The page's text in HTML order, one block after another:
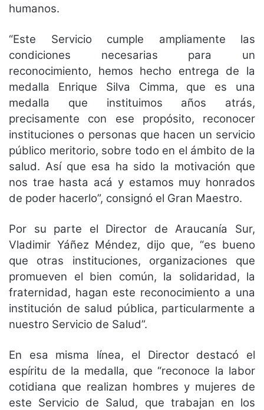
humanos.
“Este Servicio cumple ampliamente las
condiciones necesarias para un
reconocimiento, hemos hecho entrega de la
medalla Enrique Silva Cimma, que es una
medalla que instituimos años atrás,
precisamente con ese propósito, reconocer
instituciones o personas que hacen un servicio
público meritorio, sobre todo en el ámbito de la
salud. Así que esa ha sido la motivación que
nos trae hasta acá y estamos muy honrados
de poder hacerlo”, consignó el Gran Maestro.
Por su parte el Director de Araucanía Sur,
Vladimir Yáñez Méndez, dijo que, “es bueno
que otras instituciones, organizaciones que
promueven el bien común, la solidaridad, la
fraternidad, hagan este reconocimiento a una
institución de salud pública, particularmente a
nuestro Servicio de Salud”.
En esa misma línea, el Director destacó el
espíritu de la medalla, que “reconoce la labor
cotidiana que realizan hombres y mujeres de
este Servicio de Salud, que trabajan en los